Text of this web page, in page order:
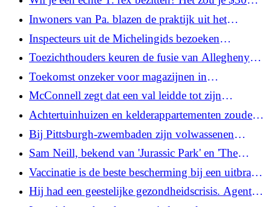
appartementen
miljoen kunnen kosten
Inwoners van Pa. blazen de praktijk uit het
koloniale tijdperk nieuw leven in door een
'vierkante meter' vlas te verbouwen
Inspecteurs uit de Michelingids bezoeken
Pittsburgh om de beste restaurants te vinden en te
beoordelen
Toezichthouders keuren de fusie van Allegheny
Health Network en Heritage Valley Health System
goed
Toekomst onzeker voor magazijnen in
Pennsylvania nadat ICE zich heeft teruggetrokken
uit detentiecentra
McConnell zegt dat een val leidde tot zijn
ziekenhuisopname, waardoor wekenlange stilte
werd verbroken
Achtertuinhuizen en kelderappartementen zouden
in Pa gemakkelijker te bouwen kunnen zijn. Dit is
waarom
Bij Pittsburgh-zwembaden zijn volwassenen
verplicht om kinderen onder de 15 jaar tijdens de
avond- en weekenduren te begeleiden
Sam Neill, bekend van 'Jurassic Park' en 'The
Piano', sterft op 78-jarige leeftijd, zegt zijn familie
Vaccinatie is de beste bescherming bij een uitbraak
van Pa.-mazelen, zeggen experts
Hij had een geestelijke gezondheidscrisis. Agenten